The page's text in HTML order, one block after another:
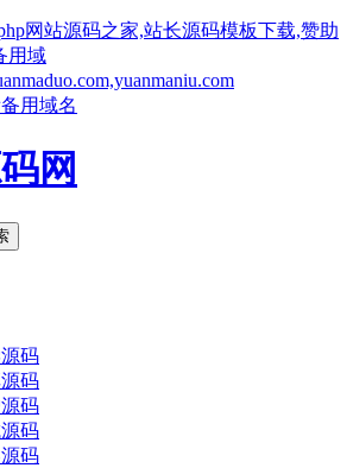
网站源码之家,站长源码模板下载,赞助
用域
用域名
码
码
码
码
码